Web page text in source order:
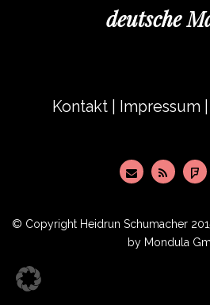
deutsche
Kontakt Impressum
© Copyright Heidrun Schumacher
by Mondula